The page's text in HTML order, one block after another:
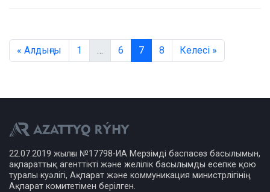
« Алдыңғы 1 6 7 8 Келесі »
22.07.2019 жылғы №17798-ИА Мерзімді баспасөз басылымын,
ақпараттық агенттікті және желілік басылымды есепке қою
туралы куәлігі, Ақпарат және коммуникация министрлігінің
Ақпарат комитетімен берілген.